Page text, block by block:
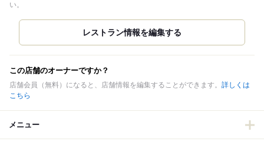
い。
この店舗のオーナーですか？
店舗会員（無料）になると、店舗情報を編集することができます。 詳しくは
こちら
メニュー